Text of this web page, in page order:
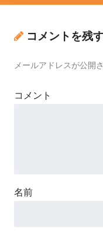
コメントを残
メールアドレスが公開
コメント
名前